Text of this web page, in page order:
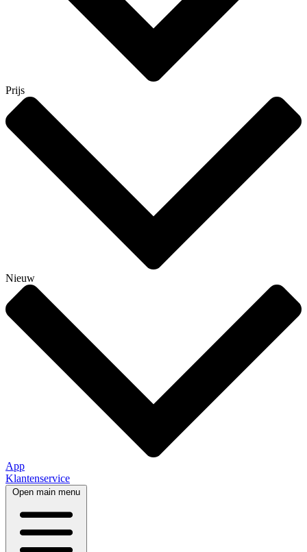
Prijs
Nieuw
App
Klantenservice
Open main menu